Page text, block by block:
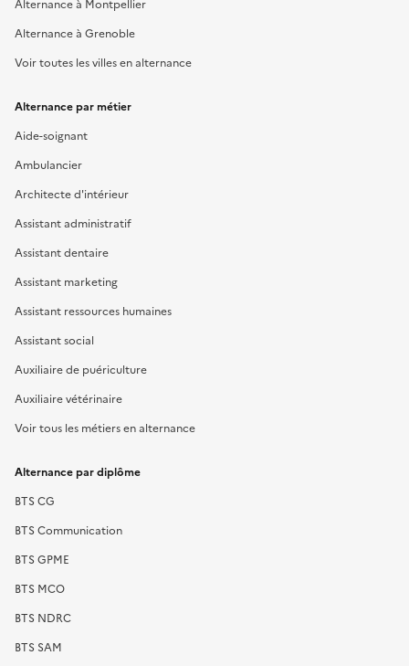
Alternance à Grenoble
Voir toutes les villes en alternance
Alternance par métier
Aide-soignant
Ambulancier
Architecte d'intérieur
Assistant administratif
Assistant dentaire
Assistant marketing
Assistant ressources humaines
Assistant social
Auxiliaire de puériculture
Auxiliaire vétérinaire
Voir tous les métiers en alternance
Alternance par diplôme
BTS CG
BTS Communication
BTS GPME
BTS MCO
BTS NDRC
BTS SAM